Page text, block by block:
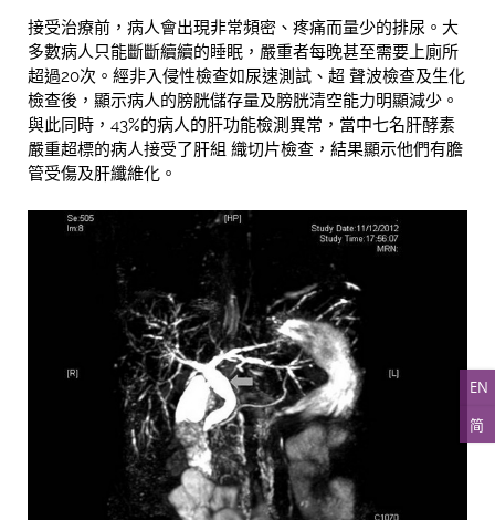
EN
简
接受治療前，病人會出現非常頻密、疼痛而量少的排尿。大
多數病人只能斷斷續續的睡眠，嚴重者每晚甚至需要上廁所
超過20次。經非入侵性檢查如尿速測試、超 聲波檢查及生化
檢查後，顯示病人的膀胱儲存量及膀胱清空能力明顯減少。
與此同時，43%的病人的肝功能檢測異常，當中七名肝酵素
嚴重超標的病人接受了肝組 織切片檢查，結果顯示他們有膽
管受傷及肝纖維化。